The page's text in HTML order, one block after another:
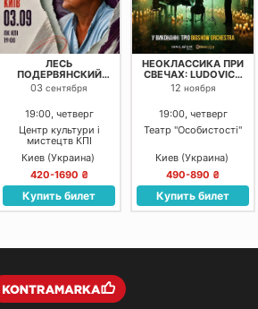
ЛЕСЬ
ПОДЕРВЯНСКИЙ
НОВЕЙШИЕ
РАССКАЗЫ
03 сентября
19:00, четверг
Центр культури і
мистецтв КПІ
Киев (Украина)
420-1690 ₴
Купить билет
НЕОКЛАССИКА ПРИ
СВЕЧАХ: LUDOVICO
EINAUDI, YANN
TIERSEN, MAX
12 ноября
19:00, четверг
Театр "Особистості"
Киев (Украина)
490-890 ₴
Купить билет